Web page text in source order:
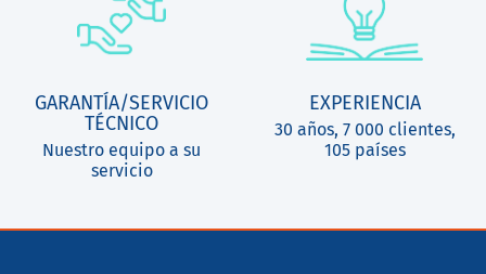
GARANTÍA/SERVICIO
TÉCNICO
Nuestro equipo a su
servicio
EXPERIENCIA
30 años, 7 000 clientes,
105 países